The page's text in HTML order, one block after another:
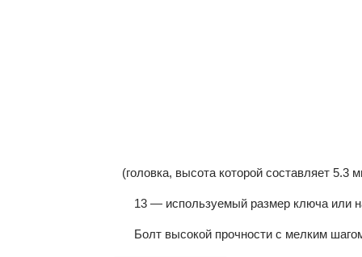
(головка, высота которой составляет
13 — используемый размер ключа или
Болт высокой прочности с мелким